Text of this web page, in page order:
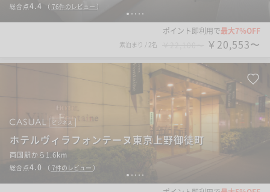
1 2 3 4 5
総合点4.4 （ 76件のレビュー ）
ポイント即利用で最大7％OFF
素泊まり / 2名 ￥20,553〜
1 2 3 4 5
ビジネス
ホテルヴィラフォンテーヌ東京上野御徒町
両国駅から1.6km
総合点4.0 （ 7件のレビュー ）